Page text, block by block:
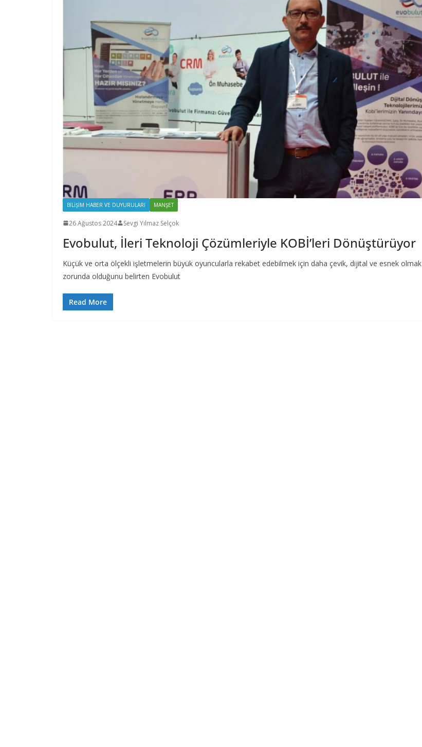
BILIŞIM HABER VE DUYURULARI MANŞET
26 Ağustos 2024 Sevgi Yılmaz Selçok
Evobulut, İleri Teknoloji Çözümleriyle KOBİ’leri Dönüştürüyor
Küçük ve orta ölçekli işletmelerin büyük oyuncularla rekabet edebilmek için daha çevik, dijital ve esnek olmak
zorunda olduğunu belirten Evobulut
Read More